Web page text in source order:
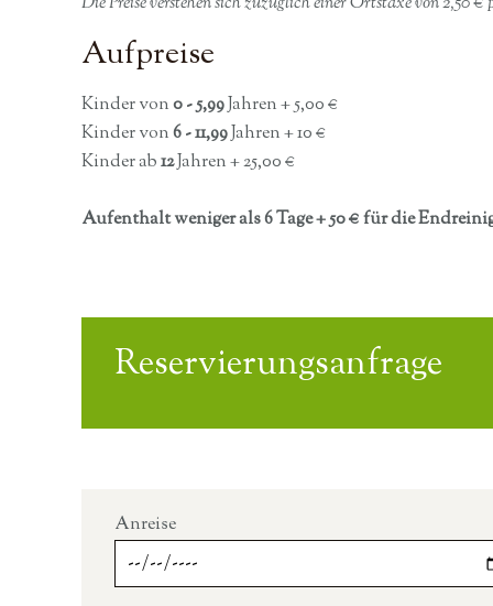
Aufpreise
Kinder von0 - 5,99Jahren + 5,00 €
Kinder von6 - 11,99Jahren + 10 €
Kinder ab12Jahren + 25,00 €
Aufenthalt weniger als 6 Tage + 50 € für die
Reservierungsanfrage
Anreise